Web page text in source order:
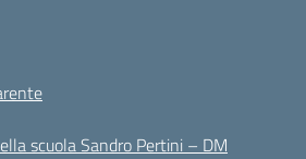
scuola Sandro Pertini – DM